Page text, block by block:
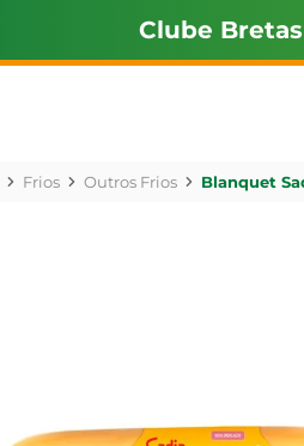
Clube Bretas
Frios Outros Frios Blanquet